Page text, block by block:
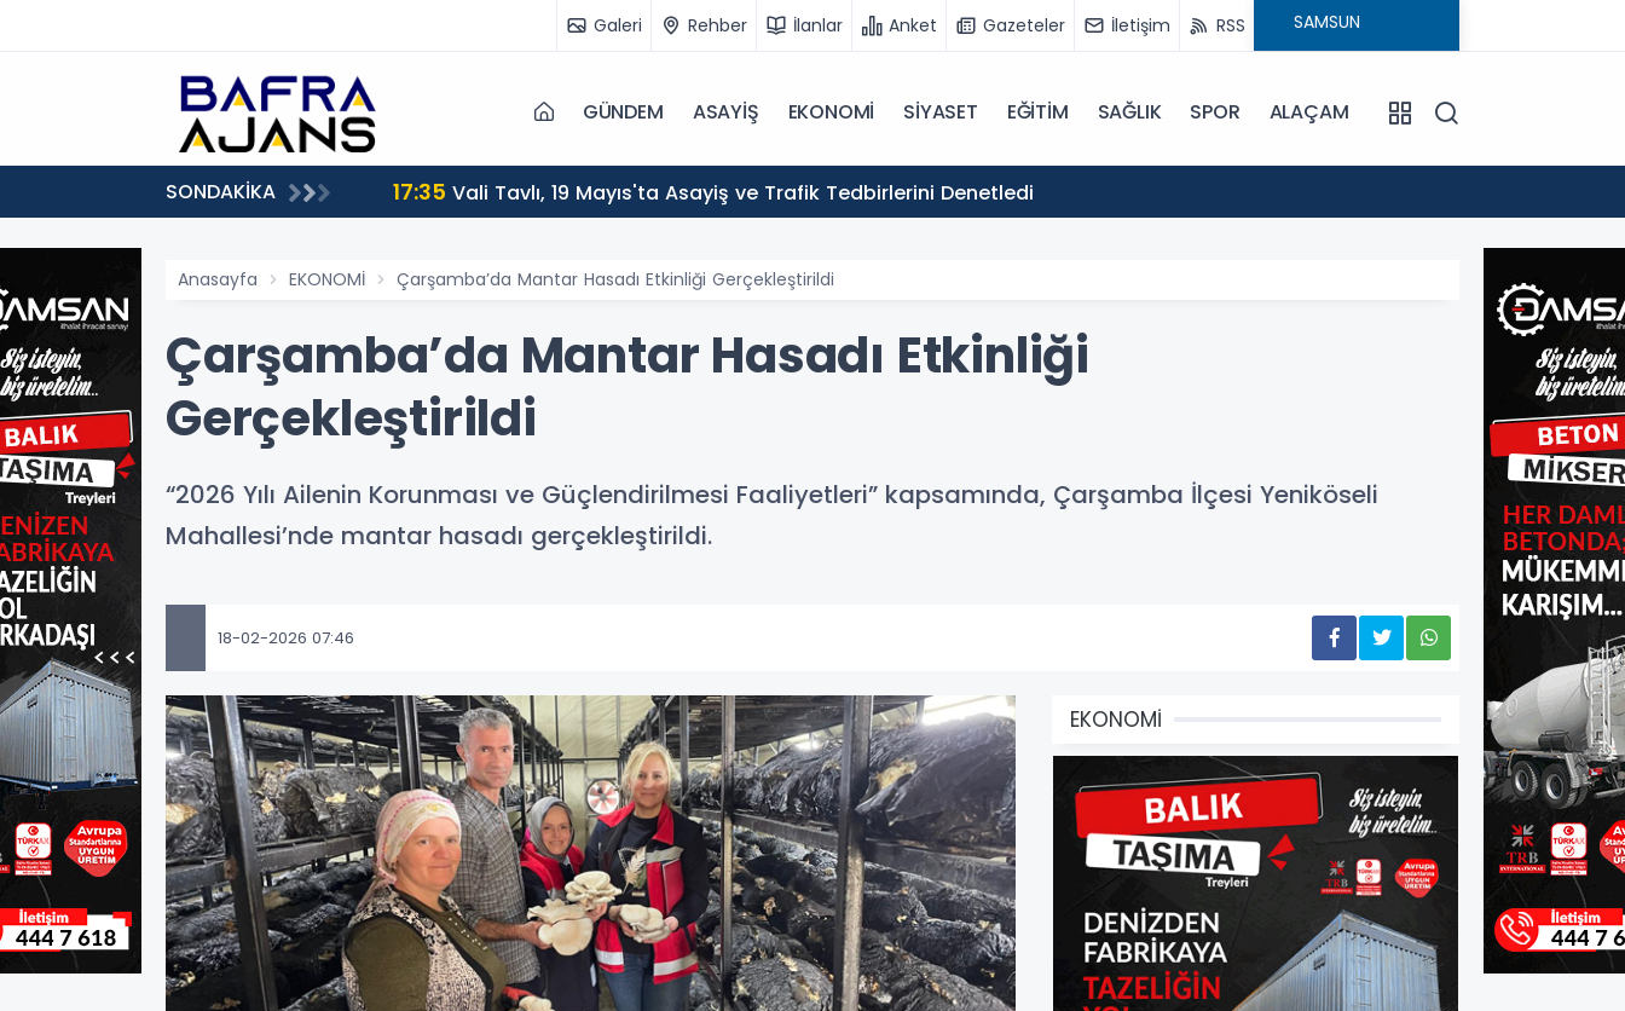
Galeri Rehber İlanlar Anket Gazeteler İletişim RSS
GÜNDEM ASAYİŞ EKONOMİ SİYASET EĞİTİM SAĞLIK SPOR ALAÇAM
SONDAKİKA 17:35 Vali Tavlı, 19 Mayıs'ta Asayiş ve Trafik Tedbirlerini Denetledi
Anasayfa EKONOMİ Çarşamba’da Mantar Hasadı Etkinliği Gerçekleştirildi
Çarşamba’da Mantar Hasadı Etkinliği
Gerçekleştirildi
“2026 Yılı Ailenin Korunması ve Güçlendirilmesi Faaliyetleri” kapsamında, Çarşamba İlçesi Yeniköseli
Mahallesi’nde mantar hasadı gerçekleştirildi.
18-02-2026 07:46
EKONOMİ